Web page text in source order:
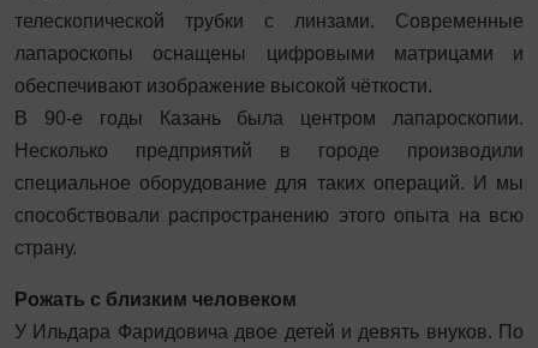
телескопической трубки с линзами. Современные
лапароскопы ­оснащены цифровыми матрицами и
обеспечивают изображение высокой чёткости.
В 90-е годы Казань была центром лапароскопии.
Несколько предприятий в городе производили
специальное оборудование для таких операций. И мы
способствовали распространению этого опыта на всю
страну.
Рожать с близким человеком
У Ильдара Фаридовича двое детей и девять внуков. По